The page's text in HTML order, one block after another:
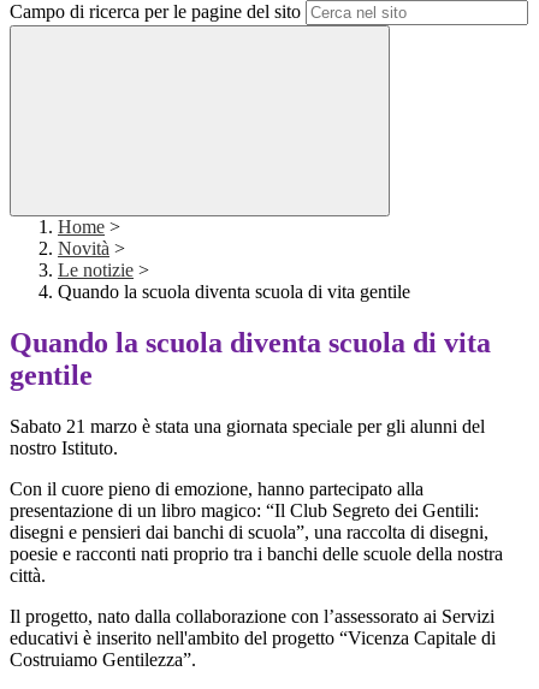
Campo di ricerca per le pagine del sito
Home >
Novità >
Le notizie >
Quando la scuola diventa scuola di vita gentile
Quando la scuola diventa scuola di vita
gentile
Sabato 21 marzo è stata una giornata speciale per gli alunni del
nostro Istituto.
Con il cuore pieno di emozione, hanno partecipato alla
presentazione di un libro magico: “Il Club Segreto dei Gentili:
disegni e pensieri dai banchi di scuola”, una raccolta di disegni,
poesie e racconti nati proprio tra i banchi delle scuole della nostra
città.
Il progetto, nato dalla collaborazione con l’assessorato ai Servizi
educativi è inserito nell'ambito del progetto “Vicenza Capitale di
Costruiamo Gentilezza”.